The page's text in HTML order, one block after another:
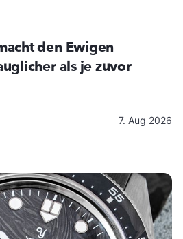
den Ewigen
als je zuvor
7. Aug 2026